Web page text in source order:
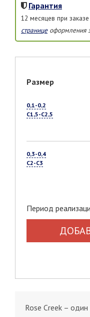
Гарантия
12 месяцев при
страницеоформления
Размер
0,1-0,2
С1,5-С2,5
0,3-0,4
С2-С3
Период
Rose Creek –